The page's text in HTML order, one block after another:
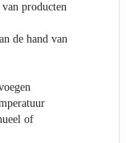
producten
de hand van
of